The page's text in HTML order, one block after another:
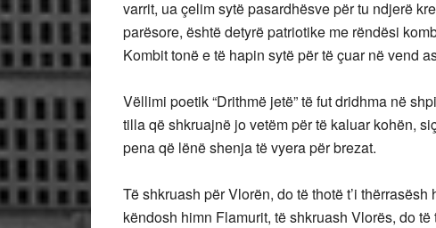
varrit, ua çelim sytë pasardhësve për tu ndjerë
parësore, është detyrë patriotike me rëndësi
Kombit tonë e të hapin sytë për të çuar në vend
Vëllimi poetik “Drithmë jetë” të fut dridhma në
tilla që shkruajnë jo vetëm për të kaluar kohën,
pena që lënë shenja të vyera për brezat.
Të shkruash për Vlorën, do të thotë t’i
këndosh himn Flamurit, të shkruash Vlorës, do